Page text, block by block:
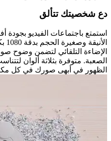
دع شخصيتك تتألق
الإضاءة التلقائي لتضمن
الصعبة. متوفرة بثلاثة ألوان
الظهور في أبهى صورك في كل